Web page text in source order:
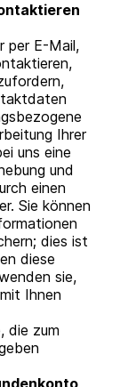
per E-Mail,
Ihrer
uns eine
und
einen
Sie können
dies ist
diese
sie,
Ihnen
die zum